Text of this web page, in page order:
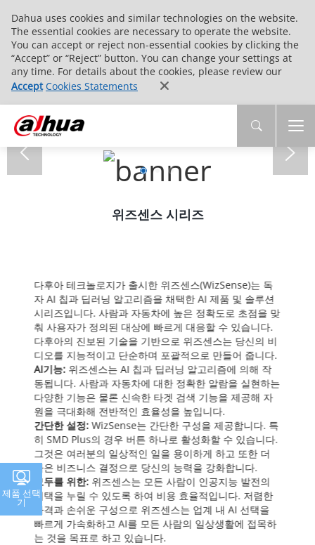
Dahua uses cookies and similar technologies on the website.
The essential cookies are necessary to operate the website.
You can accept or reject non-essential cookies by clicking the
“Accept” or “Reject” button. You can change your settings at
any time. For details about the cookies, please review our
Accept Cookies Statements
위즈센스 시리즈
다후아 테크놀로지가 출시한 위즈센스(WizSense)는 독
자 AI 칩과 딥러닝 알고리즘을 채택한 AI 제품 및 솔루션
시리즈입니다. 사람과 자동차에 높은 정확도로 초점을 맞
춰 사용자가 정의된 대상에 빠르게 대응할 수 있습니다.
다후아의 진보된 기술을 기반으로 위즈센스는 당신의 비
디오를 지능적이고 단순하며 포괄적으로 만들어 줍니다.
AI기능: 위즈센스는 AI 칩과 딥러닝 알고리즘에 의해 작
동됩니다. 사람과 자동차에 대한 정확한 알람을 실현하는
다양한 기능은 물론 신속한 타겟 검색 기능을 제공해 자
원을 극대화해 전반적인 효율성을 높입니다.
간단한 설정: WizSense는 간단한 구성을 제공합니다. 특
히 SMD Plus의 경우 버튼 하나로 활성화할 수 있습니다.
그것은 여러분의 일상적인 일을 용이하게 하고 또한 더
나은 비즈니스 결정으로 당신의 능력을 강화합니다.
모두를 위한: 위즈센스는 모든 사람이 인공지능 발전의
혜택을 누릴 수 있도록 하여 비용 효율적입니다. 저렴한
가격과 손쉬운 구성으로 위즈센스는 업계 내 AI 선택을
빠르게 가속화하고 AI를 모든 사람의 일상생활에 접목하
는 것을 목표로 하고 있습니다.
제품 선택
기